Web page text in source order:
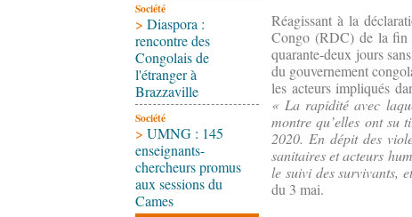
Société
> Diaspora :
rencontre des
Congolais de
l'étranger à
Brazzaville
Société
> UMNG : 145
enseignants-
chercheurs promus
aux sessions du
Cames
Réagissant à la
Congo (RDC) de la fin
quarante-deux jours
du gouvernement
les acteurs impliqués
« La rapidité avec
montre qu’elles ont su
2020. En dépit des
sanitaires et acteurs
le suivi des survivants,
du 3 mai.